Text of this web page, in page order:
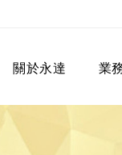
關於永達 業